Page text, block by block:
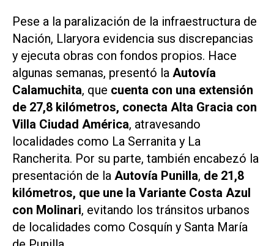
Pese a la paralización de la infraestructura de
Nación, Llaryora evidencia sus discrepancias
y ejecuta obras con fondos propios. Hace
algunas semanas, presentó la Autovía
Calamuchita, que cuenta con una extensión
de 27,8 kilómetros, conecta Alta Gracia con
Villa Ciudad América, atravesando
localidades como La Serranita y La
Rancherita. Por su parte, también encabezó la
presentación de la Autovía Punilla, de 21,8
kilómetros, que une la Variante Costa Azul
con Molinari, evitando los tránsitos urbanos
de localidades como Cosquín y Santa María